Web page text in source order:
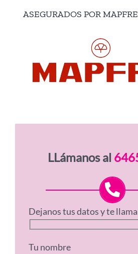
ASEGURADOS POR MAPFRE
LLámanos al
Dejanos tus datos y te
Tu nombre